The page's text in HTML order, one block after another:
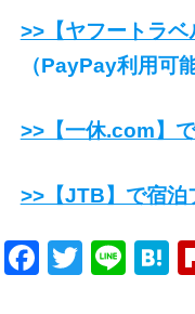
>>【ヤフートラ
（PayPay利用可能
>>【一休.com】
>>【JTB】で宿泊
Twitter